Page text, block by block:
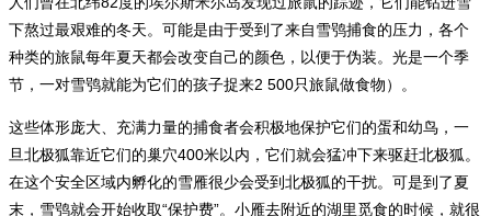
下熬过最艰难的冬天。可能是由于受到了来自雪鸮捕食的压力，各个
种类的旅鼠每年夏天都会改变自己的颜色，以便于伪装。光是一个季
节，一对雪鸮就能为它们的孩子捉来2 500只旅鼠做食物）。
这些体形庞大、充满力量的捕食者会积极地保护它们的蛋和幼鸟，一
旦北极狐靠近它们的巢穴400米以内，它们就会猛冲下来驱赶北极狐。
在这个安全区域内孵化的雪雁很少会受到北极狐的干扰。可是到了夏
末，雪鸮就会开始收取“保护费”。小雁去附近的湖里觅食的时候，就很